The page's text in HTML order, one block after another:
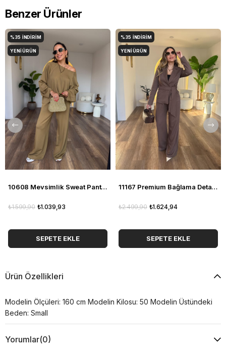
Benzer Ürünler
10608 Mevsimlik Sweat Pantolon Takım
₺1.039,93
₺1.599,90
SEPETE EKLE
%35 İNDIRIM
YENI ÜRÜN
11167 Premium Bağlama Detaylı Pantolon Ceket Takım
₺1.624,94
₺2.499,90
SEPETE EKLE
%35 İNDIRIM
YENI ÜRÜN
Ürün Özellikleri
Modelin Ölçüleri: 160 cm Modelin Kilosu: 50 Modelin Üstündeki
Beden: Small
Yorumlar(0)